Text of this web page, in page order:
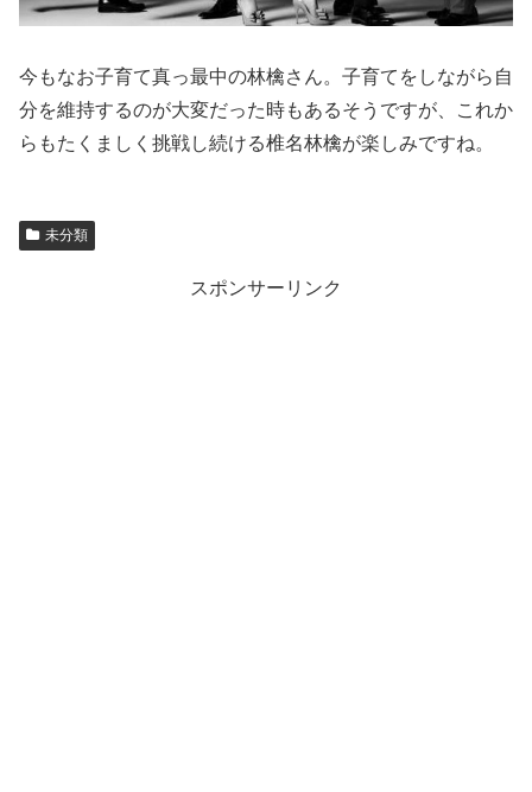
今もなお子育て真っ最中の林檎さん。子育てをしながら自
分を維持するのが大変だった時もあるそうですが、これか
らもたくましく挑戦し続ける椎名林檎が楽しみですね。
未分類
スポンサーリンク